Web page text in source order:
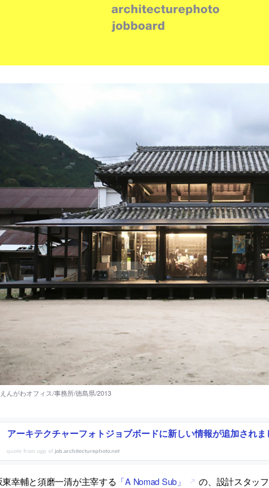
アーキテクチャーフォトジョブボードに新しい情報が追加されま
job.architecturephoto.net
東幸輔と須磨一清が主宰する 「A Nomad Sub」
の、設計スタッ